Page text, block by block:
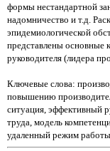
формы нестандартной
надомничество и т.д.
эпидемиологической
представлены основные
руководителя (лидера
Ключевые слова:
повышению
ситуация, эффективный
труда, модель
удаленный режим работы.